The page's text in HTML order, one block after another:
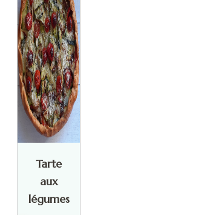
Tarte
aux
légumes